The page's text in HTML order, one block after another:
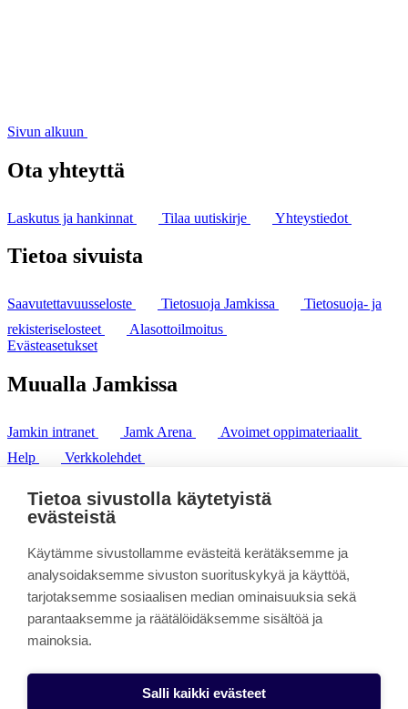
Sivun alkuun
Ota yhteyttä
Laskutus ja hankinnat Tilaa uutiskirje Yhteystiedot
Tietoa sivuista
Saavutettavuusseloste Tietosuoja Jamkissa
Tietosuoja- ja
rekisteriselosteet
Alasottoilmoitus
Evästeasetukset
Muualla Jamkissa
Jamkin intranet Jamk Arena
Avoimet oppimateriaalit
Help
Verkkolehdet
puh. +358 20 743 8100
fax. +358 14 449 9694
Tietoa sivustolla käytetyistä
evästeistä
Käytämme sivustollamme evästeitä kerätäksemme ja
analysoidaksemme sivuston suorituskykyä ja käyttöä,
tarjotaksemme sosiaalisen median ominaisuuksia sekä
parantaaksemme ja räätälöidäksemme sisältöä ja
mainoksia.
Salli kaikki evästeet